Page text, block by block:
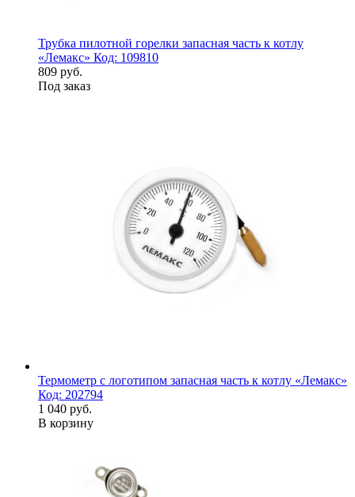
Трубка пилотной горелки запасная часть к котлу
«Лемакс» Код: 109810
809 руб.
Под заказ
Термометр с логотипом запасная часть к котлу «Лемакс»
Код: 202794
1 040 руб.
В корзину